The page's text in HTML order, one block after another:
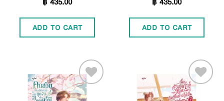
ADD TO CART ADD TO CART